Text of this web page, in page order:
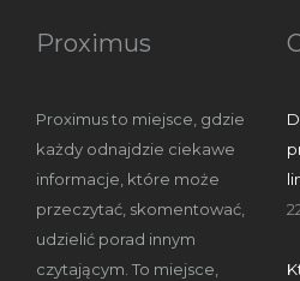
Proximus
Proximus to miejsce, gdzie
każdy odnajdzie ciekawe
informacje, które może
przeczytać, skomentować,
udzielić porad innym
czytającym. To miejsce,